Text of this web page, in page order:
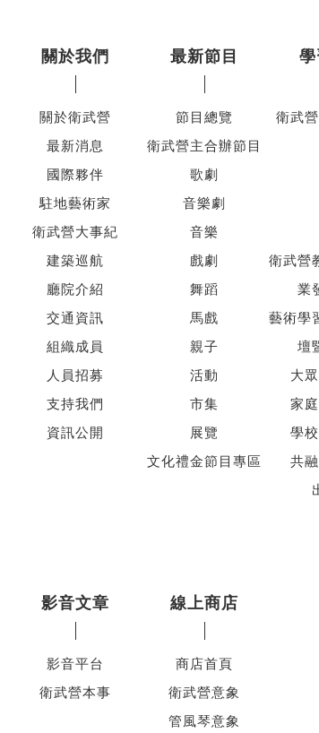
關於我們
關於衛武營
最新消息
國際夥伴
駐地藝術家
衛武營大事紀
建築巡航
廳院介紹
交通資訊
組織成員
人員招募
支持我們
資訊公開
最新節目
節目總覽
衛武營主合辦節目
歌劇
音樂劇
音樂
戲劇
舞蹈
馬戲
親子
活動
市集
展覽
文化禮金節目專區
衛武
衛武營
業
藝術學
壇
大
家
學
共
影音文章
影音平台
衛武營本事
線上商店
商店首頁
衛武營意象
管風琴意象